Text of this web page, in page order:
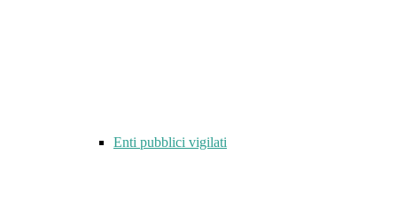
Enti pubblici vigilati